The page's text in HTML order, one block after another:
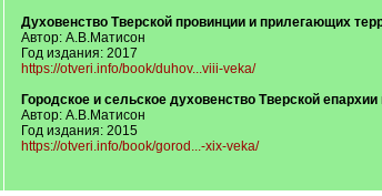
Духовенство Тверской провинции и прилегающих
Автор: А.В.Матисон
Год издания: 2017
https://otveri.info/book/duhov...viii-veka/
Городское и сельское духовенство Тверской епархии
Автор: А.В.Матисон
Год издания: 2015
https://otveri.info/book/gorod...-xix-veka/